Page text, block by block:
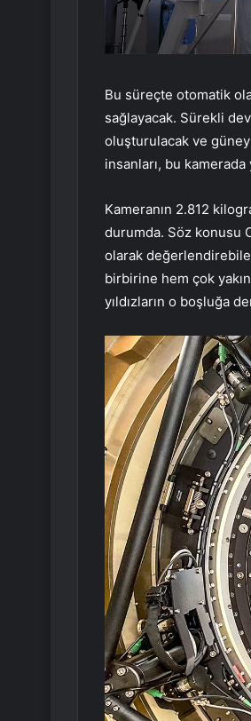
Bu süreçte otomatik
sağlayacak. Sürekli
oluşturulacak ve
insanları, bu
Kameranın 2.812
durumda. Söz konusu
olarak
birbirine hem çok
yıldızların o boşluğa